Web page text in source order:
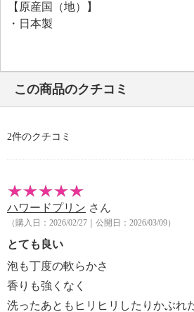
り。
＜配合／無配合表示＞
【原産国（地）】
・日本製
この商品のクチコミ
2件のクチコミ
ハワードプリン さん
（購入日：2026/02/27｜公開日：2026/03/09）
とても良い
泡も丁度の軟らかさ
香りも強くなく
洗ったあともヒリヒリしたりかぶれ